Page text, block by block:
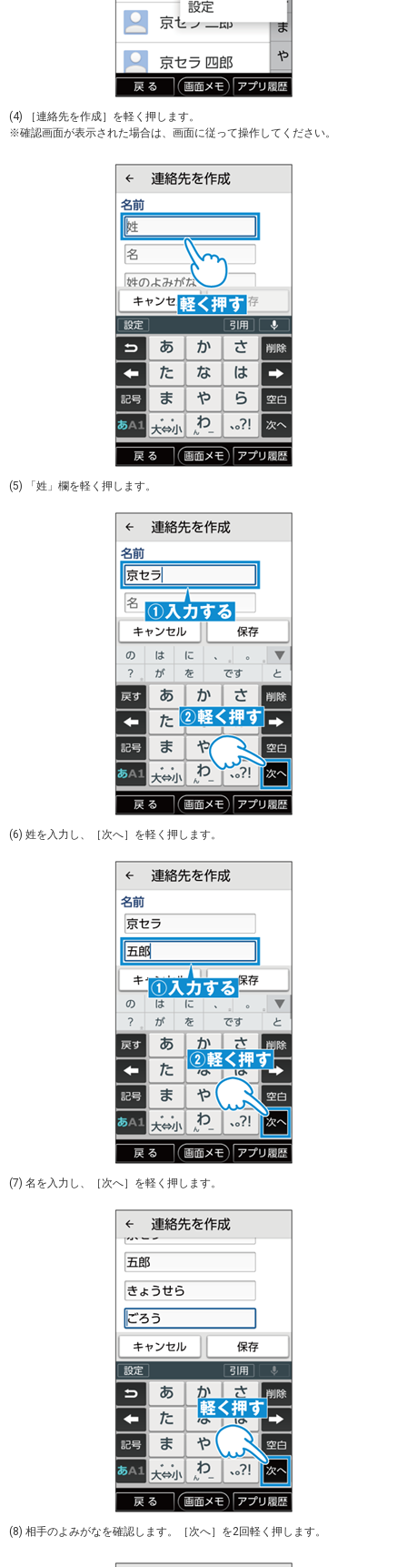
(4) ［連絡先を作成］を軽く押します。
※確認画面が表示された場合は、画面に従って操作してください。
(5) 「姓」欄を軽く押します。
(6) 姓を入力し、［次へ］を軽く押します。
(7) 名を入力し、［次へ］を軽く押します。
(8) 相手のよみがなを確認します。［次へ］を2回軽く押します。